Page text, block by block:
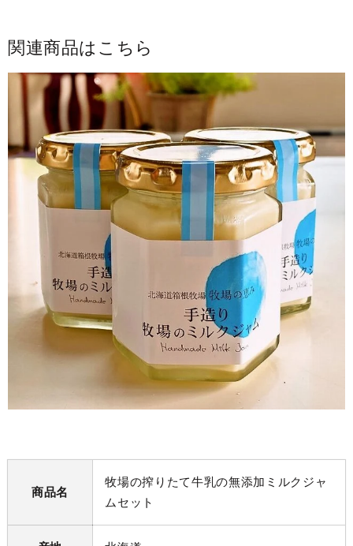
関連商品はこちら
商品名
牧場の搾りたて牛乳の無添加ミルクジャ
ムセット